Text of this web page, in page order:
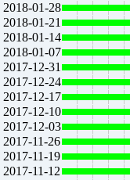
2018-01-28
2018-01-21
2018-01-14
2018-01-07
2017-12-31
2017-12-24
2017-12-17
2017-12-10
2017-12-03
2017-11-26
2017-11-19
2017-11-12